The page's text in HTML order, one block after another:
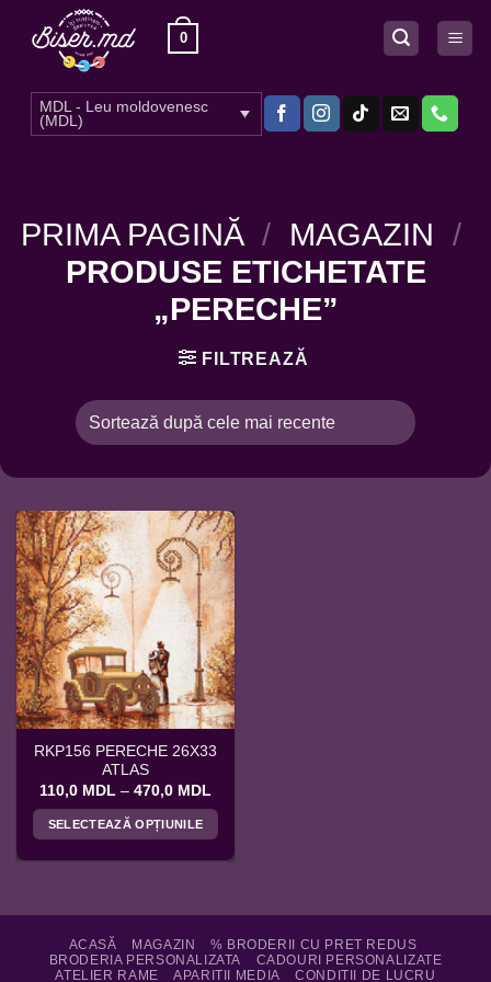
0
MDL - Leu moldovenesc
(MDL)
PRIMA PAGINĂ / MAGAZIN /
PRODUSE ETICHETATE
„PERECHE”
FILTREAZĂ
RKP156 PERECHE 26X33
ATLAS
110,0 MDL – 470,0 MDL
prețuri:
110,0 MDL
la
SELECTEAZĂ OPȚIUNILE
mai
multe
variații.
ACASĂ MAGAZIN
% BRODERII CU PRET REDUS
BRODERIA PERSONALIZATA
CADOURI PERSONALIZATE
ATELIER RAME
APARITII MEDIA CONDITII DE LUCRU